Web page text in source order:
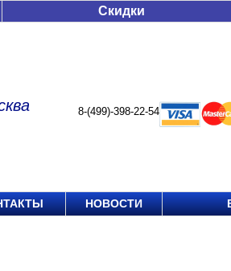
Скидки
8-(499)-398-22-54
НОВОСТИ